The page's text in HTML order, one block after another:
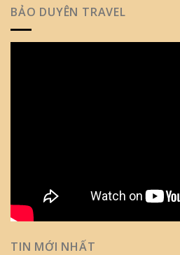
BẢO DUYÊN TRAVEL
TIN MỚI NHẤT